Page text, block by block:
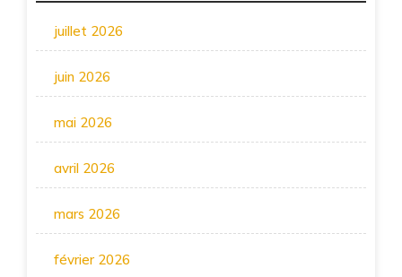
juillet 2026
juin 2026
mai 2026
avril 2026
mars 2026
février 2026